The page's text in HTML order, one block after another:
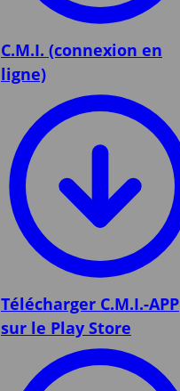
C.M.I. (connexion en
ligne)
Télécharger C.M.I.-APP
sur le Play Store